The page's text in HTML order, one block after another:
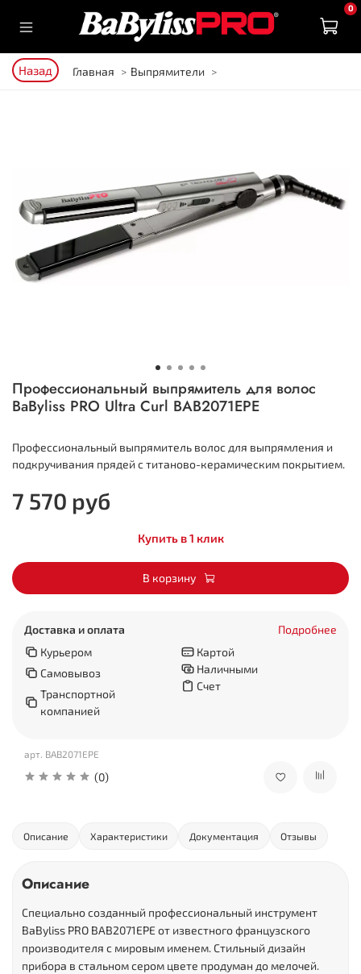
0
Назад Главная Выпрямители
арт. BAB2071EPE
(0)
Профессиональный выпрямитель для волос
BaByliss PRO Ultra Curl BAB2071EPE
Профессиональный выпрямитель волос для выпрямления и
подкручивания прядей с титаново-керамическим покрытием.
7 570 руб
Купить в 1 клик
В корзину
Доставка и оплата
Подробнее
Курьером
Самовывоз
Транспортной
компанией
Картой
Наличными
Счет
Описание Характеристики Документация Отзывы
Описание
Специально созданный профессиональный инструмент
BaByliss PRO BAB2071EPE от известного французского
производителя с мировым именем. Стильный дизайн
прибора в стальном сером цвете продуман до мелочей.